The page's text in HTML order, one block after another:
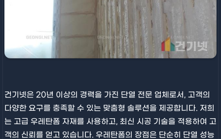
건기넷은 20년 이상의 경력을 가진 단열 전문 업체로서, 고객의
다양한 요구를 충족할 수 있는 맞춤형 솔루션을 제공합니다. 저희
는 고급 우레탄폼 자재를 사용하고, 최신 시공 기술을 적용하여 고
객의 신뢰를 얻고 있습니다. 우레탄폼의 장점은 단순히 단열 성능